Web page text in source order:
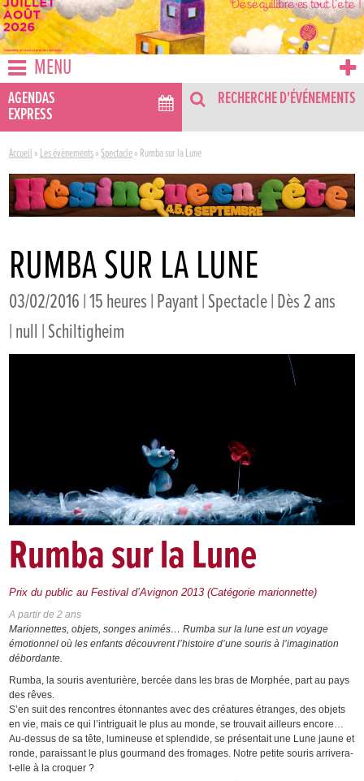
MENU
AGENDAS
EXPRESS
RECHERCHE D'ÉVÉNEMENTS
Accueil » Les évènements»Spectacle» Rumba sur la Lune
RUMBA SUR LA LUNE
03/02/2016 | 15 heures | Payant | Spectacle | Dès 2 ans
| null | Schiltigheim
Rumba sur la Lune
Prix du public au Festival d’Avignon 2013 (Catégorie marionnette)
A partir de 2 ans
Marionnettes, objets, songes animés… Rumba sur la lune est un voyage
émotionnel où les enfants découvrent l’histoire d’une souris à l’imagination
débordante.
Rumba, la souris aventurière, bercée dans les bras de Morphée, part au pays
des rêves.
S’en suit des rencontres étonnantes avec des créatures étranges, des objets
en vie, mais ce qui l’intriguait le plus au monde, se trouvait ailleurs encore…
Au-dessus de sa tête, lumineuse et splendide, se présentait une Lune jaune et
ronde, paraissant le plus gourmand des fromages. Notre petite souris arrivera-
t-elle à la croquer ?